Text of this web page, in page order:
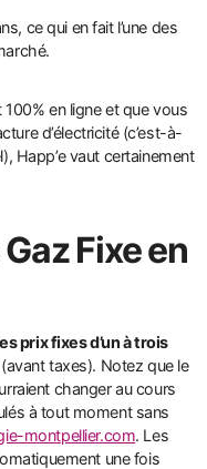
ce qui en fait l’une des
100% en ligne et que vous
d’électricité (c’est-à-
Happ’e vaut certainement
Fixe en
prix fixes d’un à trois
taxes). Notez que le
changer au cours
à tout moment sans
montpellier.com. Les
une fois